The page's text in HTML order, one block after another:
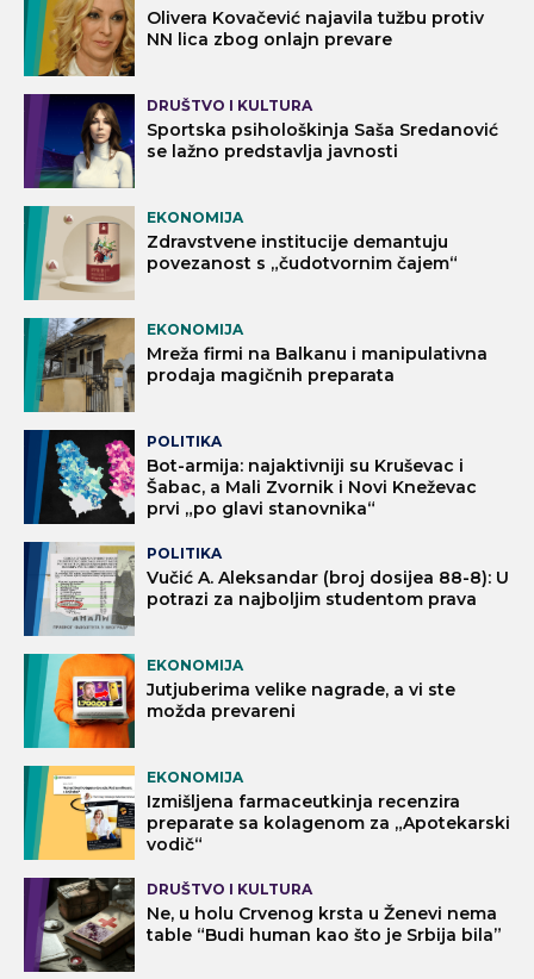
Olivera Kovačević najavila tužbu protiv
NN lica zbog onlajn prevare
DRUŠTVO I KULTURA
Sportska psihološkinja Saša Sredanović
se lažno predstavlja javnosti
EKONOMIJA
Zdravstvene institucije demantuju
povezanost s „čudotvornim čajem“
EKONOMIJA
Mreža firmi na Balkanu i manipulativna
prodaja magičnih preparata
POLITIKA
Bot-armija: najaktivniji su Kruševac i
Šabac, a Mali Zvornik i Novi Kneževac
prvi „po glavi stanovnika“
POLITIKA
Vučić A. Aleksandar (broj dosijea 88-8): U
potrazi za najboljim studentom prava
EKONOMIJA
Jutjuberima velike nagrade, a vi ste
možda prevareni
EKONOMIJA
Izmišljena farmaceutkinja recenzira
preparate sa kolagenom za „Apotekarski
vodič“
DRUŠTVO I KULTURA
Ne, u holu Crvenog krsta u Ženevi nema
table “Budi human kao što je Srbija bila”